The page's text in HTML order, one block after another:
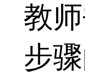
教
步